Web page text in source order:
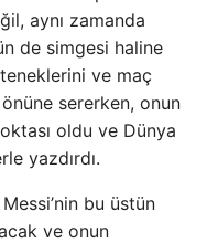
aynı zamanda
de simgesi haline
ve maç
önüne sererken, onun
oldu ve Dünya
yazdırdı.
bu üstün
ve onun